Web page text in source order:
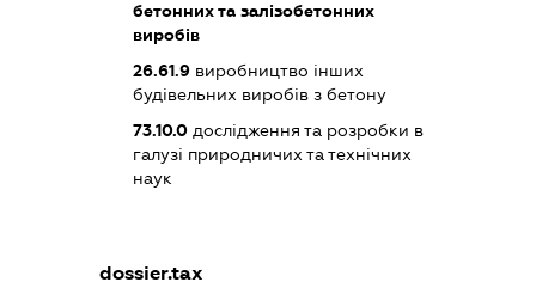
бетонних та залізобетонних
виробів
26.61.9виробництво інших
будівельних виробів з бетону
73.10.0дослідження та розробки в
галузі природничих та технічних
наук
dossier.tax